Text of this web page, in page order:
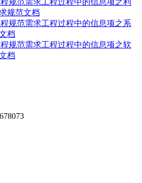
规范文档
规范需求工程过程中的信息项之系
档
规范需求工程过程中的信息项之软
档
678073